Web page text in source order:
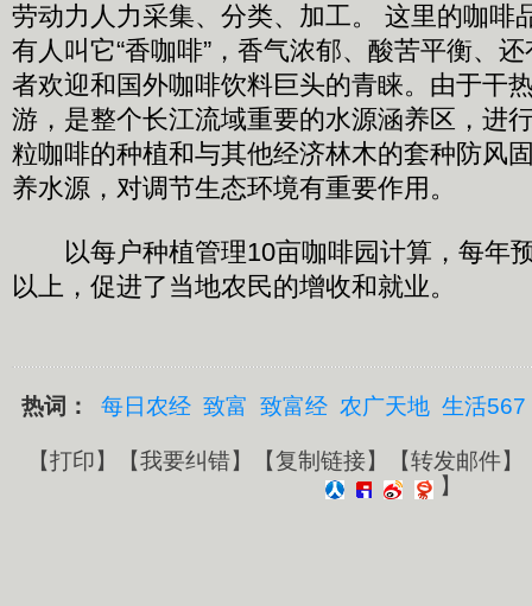
劳动力人力采集、分类、加工。 这里的咖啡
有人叫它“香咖啡”，香气浓郁、酸苦平衡、
者欢迎和国外咖啡饮料巨头的青睐。由于干
游，是整个长江流域重要的水源涵养区，进
粒咖啡的种植和与其他经济林木的套种防风
养水源，对调节生态环境有重要作用。
以每户种植管理10亩咖啡园计算，每年
以上，促进了当地农民的增收和就业。
热词： 每日农经 致富 致富经 农广天地 生活567
【打印】【我要纠错】【复制链接】【转发邮件】
】